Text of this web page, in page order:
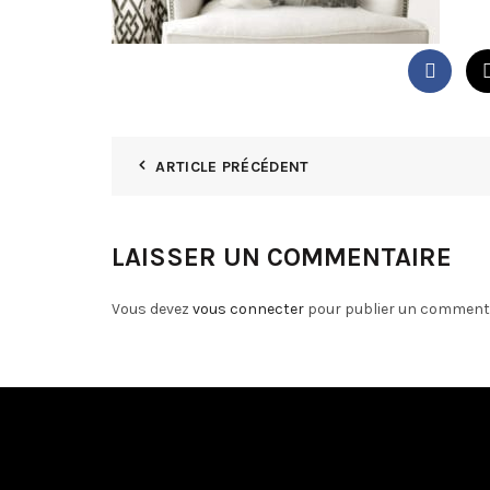
ARTICLE PRÉCÉDENT
LAISSER UN COMMENTAIRE
Vous devez vous connecter pour publier un